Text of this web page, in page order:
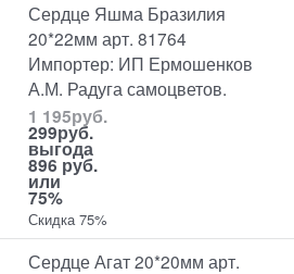
Сердце Яшма Бразилия
20*22мм арт. 81764
Импортер: ИП Ермошенков
А.М. Радуга самоцветов.
1 195руб.
299руб.
выгода
896 руб.
или
75%
Скидка 75%
Сердце Агат 20*20мм арт.